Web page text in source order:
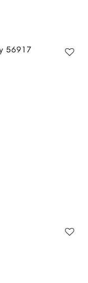
56917